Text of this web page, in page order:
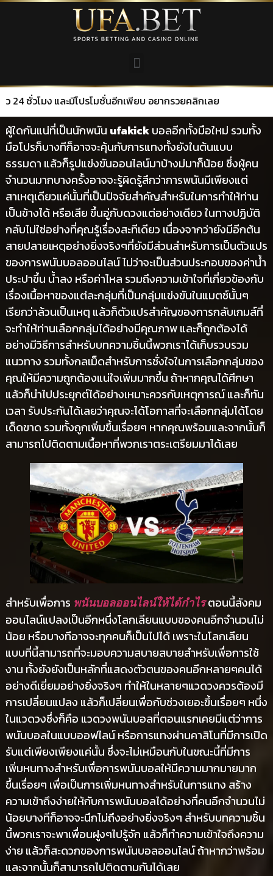
ะมีโปรโมชั่นอีกเพียบ อยากรวยคลิกเลย
ผู้ใดกันแน่ที่เป็นนักพนัน ufakickบอลอีกทั้งมือใหม่ รวมทั้ง
มือโปรก็บางทีก็อาจจะคุ้นกับการแทงทั้งยังในต้นแบบ
ธรรมดา แล้วก็รูปแข่งขันออนไลน์มาบ้างม่มาก็น้อย ซึ่งผู้คน
จำนวนมากบางครั้งอาจจะรู้ผิดรู้สึกว่าการพนันมีเพียงแต่
สาเหตุเดียวแค่นั้นที่เป็นปัจจัยสำคัญสำหรับในการทำให้ท่าน
เป็นข้างได้ หรือเสีย ขึ้นอู่กับดวงแต่อย่างเดียว ในทางปฏิบัติ
กลับไม่ใช่อย่างที่คุณรู้เรื่องสะทีเดียว เนื่องจากว่ายังมีอีกต้น
สายปลายเหตุอย่างยิ่งจริงๆที่ยังมีส่วนสำหรับการเป็นตัวแปร
ของการพนันบอลออนไลน์ ไม่ว่าจะเป็นส่วนประกอบของค่าน้ำ
ประปาขึ้น น้ำลง หรือค่าไหล รวมถึงความเข้าใจที่เกี่ยวข้องกับ
เรื่องเนื้อหาของแต่ละกลุ่มที่เป็นกลุ่มแข่งขันในแมตช์นั้นๆ
เรียกว่าล้วนเป็นเหตุ แล้วก็ตัวแปรสำคัญของการกลับเกมส์ที่
จะทำให้ท่านเลือกกลุ่มได้อย่างมีคุณภาพ และก็ถูกต้องได้
อย่างมีวิธีการสำหรับบทความชิ้นนี้พวกเราได้เก็บรวบรวม
แนวทาง รวมทั้งกลเม็ดสำหรับการชั่งใจในการเลือกกลุ่มของ
คุณให้มีความถูกต้องแน่ใจเพิ่มมากขึ้น ถ้าหากคุณได้ศึกษา
แล้วก็นำไปประยุกต์ได้อย่างเหมาะควรกับเหตุการณ์ และก็ทัน
เวลา รับประกันได้เลยว่าคุณจะได้โอกาสที่จะเลือกกลุ่มได้โดย
เด็ดขาด รวมทั้งถูกเพิ่มขึ้นเรื่อยๆ หากคุณพร้อมและจากนั้นก็
สามารถไปติดตามเนื้อหาที่พวกเราตระเตรียมมาได้เลย
สำหรับเพื่อการ พนันบอลออนไลน์ให้ได้กำไรตอนนี้สังคม
ออนไลน์แปลงเป็นอีกหนึ่งโลกเลียนแบบของคนอีกจำนวนไม่
น้อย หรือบางทีอาจจะทุกคนก็เป็นไปได้ เพราะในโลกเลียน
แบบที่นี้สามารถที่จะมอบความสบายสบายสำหรับเพื่อการใช้
งาน ทั้งยังยังเป็นหลักที่แสดงตัวตนของคนอีกหลายๆคนได้
อย่างดีเยี่ยมอย่างยิ่งจริงๆ ทำให้ในหลายๆแวดวงควรต้องมี
การเปลี่ยนแปลง แล้วก็เปลี่ยนเพื่อกับช่วงเยอะขึ้นเรื่อยๆ หนึ่ง
ในแวดวงซึ่งก็คือ แวดวงพนันบอลที่ตอนแรกเคยมีแต่ว่าการ
พนันบอลในแบบออฟไลน์ หรือการแทงผ่านคาสิโนที่มีการเปิด
รับแต่เพียงเพียงแค่นั้น ซึ่งจะไม่เหมือนกับในขณะนี้ที่มีการ
เพิ่มหนทางสำหรับเพื่อการพนันบอลให้มีความมากมายมาก
ขึ้นเรื่อยๆ เพื่อเป็นการเพิ่มหนทางสำหรับในการแทง สร้าง
ความเข้าถึงง่ายให้กับการพนันบอลได้อย่างที่คนอีกจำนวนไม่
น้อยบางทีก็อาจจะนึกไม่ถึงอย่างยิ่งจริงๆ สำหรับบทความชิ้น
นี้พวกเราจะพาเพื่อนฝูงๆไปรู้จัก แล้วก็ทำความเข้าใจถึงความ
ง่าย แล้วก็สะดวกของการพนันบอลออนไลน์ ถ้าหากว่าพร้อม
และจากนั้นก็สามารถไปติดตามกันได้เลย